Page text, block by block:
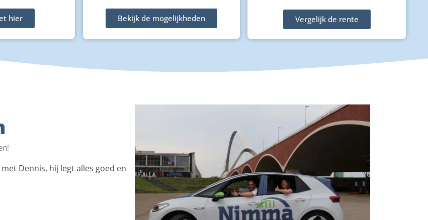
hier Bekijk de mogelijkheden Vergelijk de rente
Dennis, hij legt alles goed en